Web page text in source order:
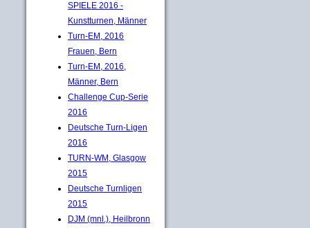
SPIELE 2016 -
Kunstturnen, Männer
Turn-EM, 2016
Frauen, Bern
Turn-EM, 2016,
Männer, Bern
Challenge Cup-Serie
2016
Deutsche Turn-Ligen
2016
TURN-WM, Glasgow
2015
Deutsche Turnligen
2015
DJM (mnl.), Heilbronn